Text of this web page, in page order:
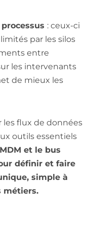
: ceux-ci
par les silos
entre
les intervenants
de mieux les
les flux de données
outils essentiels
et le bus
définir et faire
simple à
métiers.